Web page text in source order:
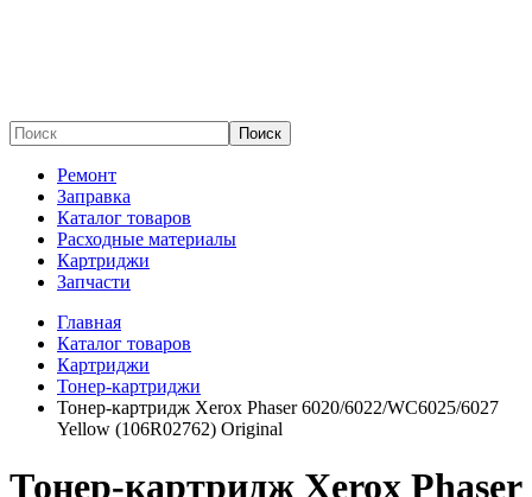
Поиск
Ремонт
Заправка
Каталог товаров
Расходные материалы
Картриджи
Запчасти
Главная
Каталог товаров
Картриджи
Тонер-картриджи
Тонер-картридж Xerox Phaser 6020/6022/WC6025/6027
Yellow (106R02762) Original
Тонер-картридж Xerox Phaser